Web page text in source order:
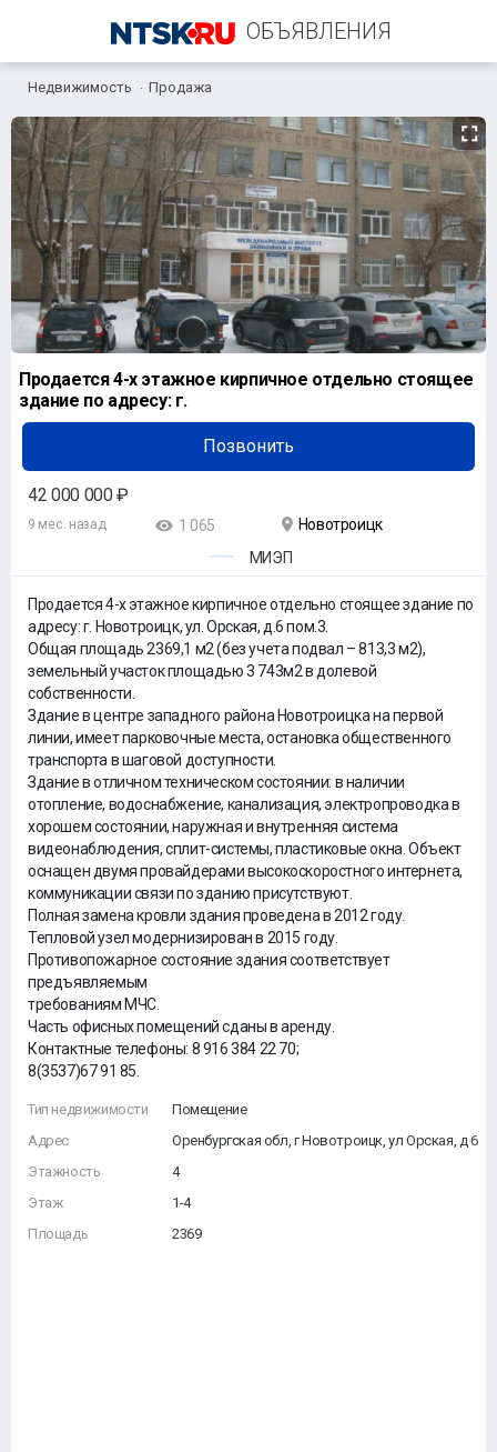
ОБЪЯВЛЕНИЯ
+7 (939) 805-25-21
Недвижимость Продажа
Продается 4-х этажное кирпичное отдельно стоящее
здание по адресу: г.
Позвонить
42 000 000 ₽
9 мес. назад 1 065
Новотроицк
МИЭП
Продается 4-х этажное кирпичное отдельно стоящее здание по
адресу: г. Новотроицк, ул. Орская, д.6 пом.3.
Общая площадь 2369,1 м2 (без учета подвал – 813,3 м2),
земельный участок площадью 3 743м2 в долевой
собственности.
Здание в центре западного района Новотроицка на первой
линии, имеет парковочные места, остановка общественного
транспорта в шаговой доступности.
Здание в отличном техническом состоянии: в наличии
отопление, водоснабжение, канализация, электропроводка в
хорошем состоянии, наружная и внутренняя система
видеонаблюдения, сплит-системы, пластиковые окна. Объект
оснащен двумя провайдерами высокоскоростного интернета,
коммуникации связи по зданию присутствуют.
Полная замена кровли здания проведена в 2012 году.
Тепловой узел модернизирован в 2015 году.
Противопожарное состояние здания соответствует
предъявляемым
требованиям МЧС.
Часть офисных помещений сданы в аренду.
Контактные телефоны: 8 916 384 22 70;
8(3537)67 91 85.
Тип недвижимости
Адрес
Этажность
Этаж
Площадь
Помещение
Оренбургская обл, г Новотроицк, ул Орская, д 6
4
1-4
2369